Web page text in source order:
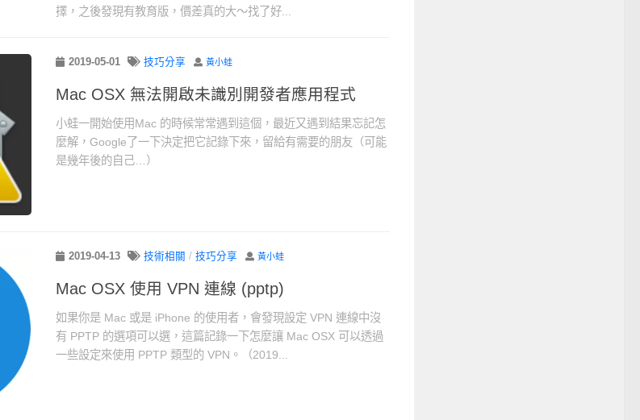
擇，之後發現有教育版，價差真的大～找了好...
2019-05-01 技巧分享 黃小蛙
Mac OSX 無法開啟未識別開發者應用程式
小蛙一開始使用Mac 的時候常常遇到這個，最近又遇到結果忘記怎
麼解，Google了一下決定把它記錄下來，留給有需要的朋友（可能
是幾年後的自己…）
2019-04-13 技術相關 / 技巧分享 黃小蛙
Mac OSX 使用 VPN 連線 (pptp)
如果你是 Mac 或是 iPhone 的使用者，會發現設定 VPN 連線中沒
有 PPTP 的選項可以選，這篇記錄一下怎麼讓 Mac OSX 可以透過
一些設定來使用 PPTP 類型的 VPN。（2019...